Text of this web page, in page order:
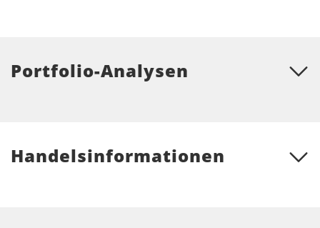
Portfolio-Analysen
Handelsinformationen